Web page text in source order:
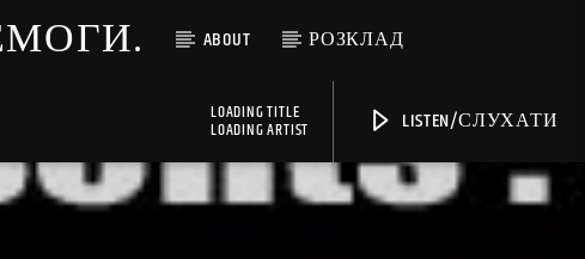
ABOUT РОЗКЛАД
LISTEN/СЛУХАТИ
LOADING TITLE
LOADING ARTIST